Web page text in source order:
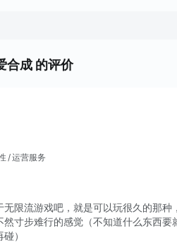
合成 的评价
运营服务
无限流游戏吧，就是可以玩很久的那种
然寸步难行的感觉（不知道什么东西
）